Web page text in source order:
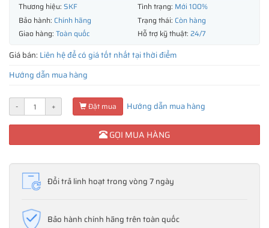
Thương hiệu: SKF Tình trạng: Mới 100%
Bảo hành: Chính hãng Trạng thái: Còn hàng
Giao hàng: Toàn quốc Hỗ trợ kỹ thuật: 24/7
Giá bán: Liên hệ để có giá tốt nhất tại thời điểm
Hướng dẫn mua hàng
- + Đặt mua Hướng dẫn mua hàng
GỌI MUA HÀNG
Đổi trả linh hoạt trong vòng 7 ngày
Bảo hành chính hãng trên toàn quốc